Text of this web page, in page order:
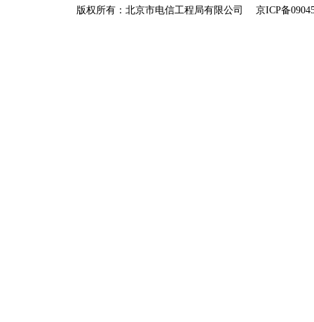
版权所有：北京市电信工程局有限公司 京ICP备